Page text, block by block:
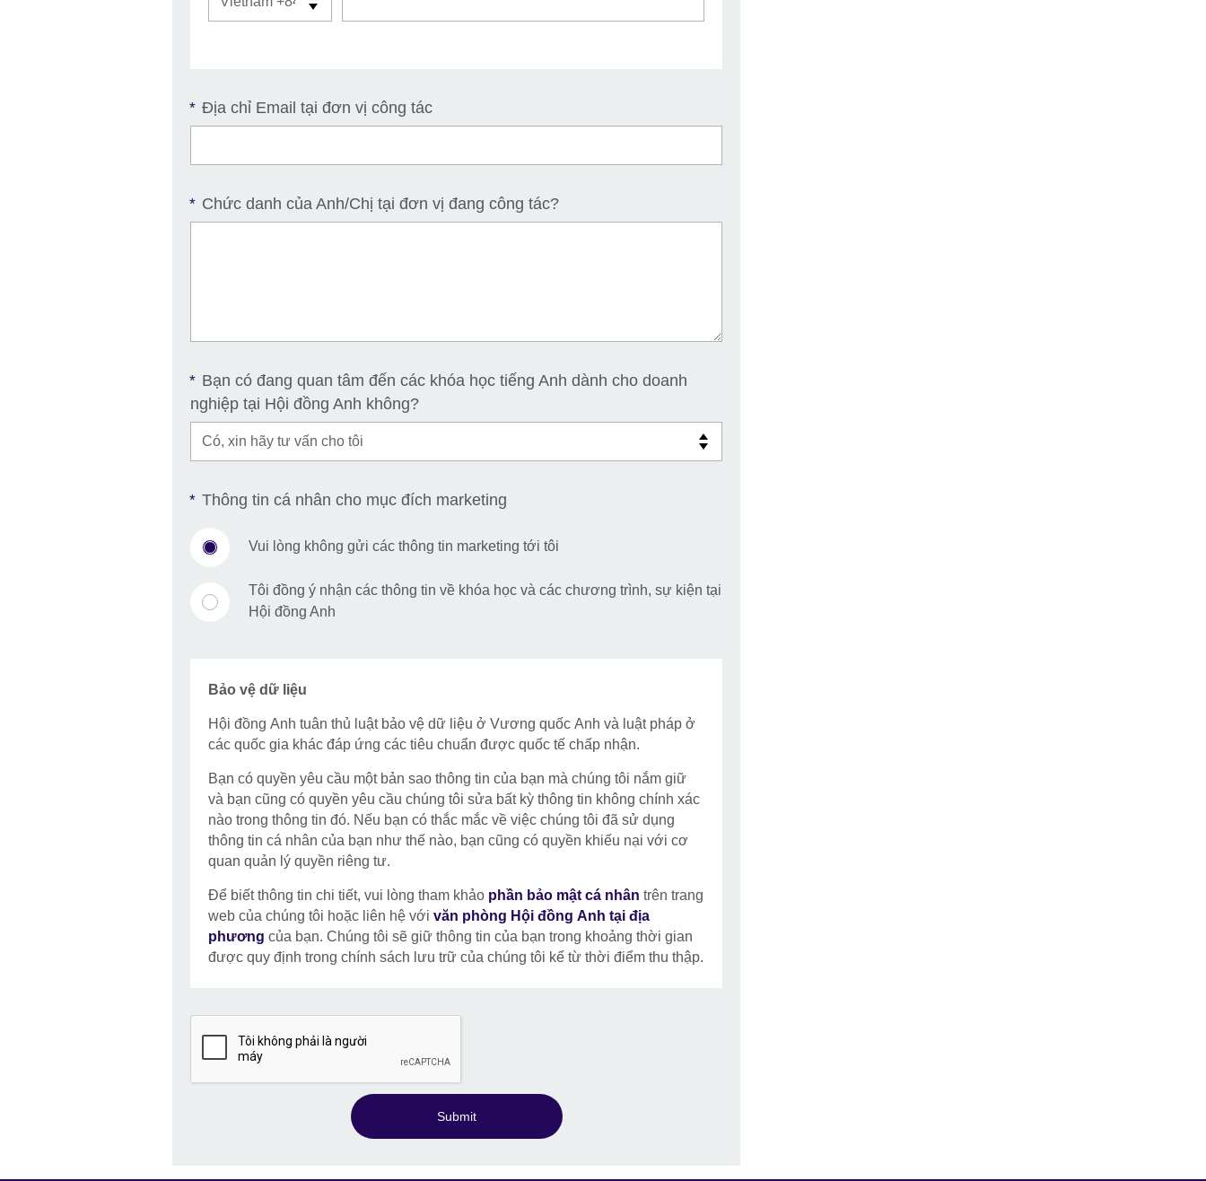
* Địa chỉ Email tại đơn vị công tác
* Chức danh của Anh/Chị tại đơn vị đang công tác?
* Bạn có đang quan tâm đến các khóa học tiếng Anh dành cho doanh
nghiệp tại Hội đồng Anh không?
* Thông tin cá nhân cho mục đích marketing
Vui lòng không gửi các thông tin marketing tới tôi
Tôi đồng ý nhận các thông tin về khóa học và các chương trình, sự kiện tại
Hội đồng Anh
Bảo vệ dữ liệu
Hội đồng Anh tuân thủ luật bảo vệ dữ liệu ở Vương quốc Anh và luật pháp ở
các quốc gia khác đáp ứng các tiêu chuẩn được quốc tế chấp nhận.
Bạn có quyền yêu cầu một bản sao thông tin của bạn mà chúng tôi nắm giữ
và bạn cũng có quyền yêu cầu chúng tôi sửa bất kỳ thông tin không chính xác
nào trong thông tin đó. Nếu bạn có thắc mắc về việc chúng tôi đã sử dụng
thông tin cá nhân của bạn như thế nào, bạn cũng có quyền khiếu nại với cơ
quan quản lý quyền riêng tư.
Để biết thông tin chi tiết, vui lòng tham khảo phần bảo mật cá nhân trên trang
web của chúng tôi hoặc liên hệ với văn phòng Hội đồng Anh tại địa
phương của bạn. Chúng tôi sẽ giữ thông tin của bạn trong khoảng thời gian
được quy định trong chính sách lưu trữ của chúng tôi kể từ thời điểm thu thập.
Submit